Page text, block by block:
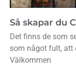
Så skapar du
Det finns de som
som något fult, att
Välkommen